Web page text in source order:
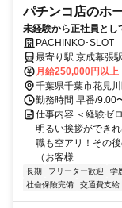
パチンコ店のホ
未経験から正社員とし
代・30代の若手が活躍
PACHINKO･SLOT
最寄り駅 京成幕張駅/京成
線「京成幕張駅」
月給250,000円以上
千葉県千葉市花見
勤務時間 早番/9:00
仕事内容 ＜経験ゼ
明るい挨拶ができ
職も空アリ！その
（お客様...
長期 フリーター歓迎 学
社会保険完備
交通費支給